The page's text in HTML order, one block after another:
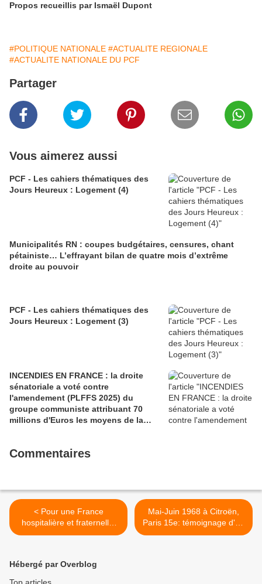
Propos recueillis par Ismaël Dupont
#POLITIQUE NATIONALE #ACTUALITE REGIONALE
#ACTUALITE NATIONALE DU PCF
Partager
Vous aimerez aussi
PCF - Les cahiers thématiques des
Jours Heureux : Logement (4)
Municipalités RN : coupes budgétaires, censures, chant
pétainiste… L’effrayant bilan de quatre mois d’extrême
droite au pouvoir
PCF - Les cahiers thématiques des
Jours Heureux : Logement (3)
INCENDIES EN FRANCE : la droite
sénatoriale a voté contre
l'amendement (PLFFS 2025) du
groupe communiste attribuant 70
millions d'Euros les moyens de la
Commentaires
< Pour une France
hospitalière et fraternelle,
une Europe solidaire:
Mai-Juin 1968 à Citroën,
Paris 15e: témoignage d'un
acteur du mouvement,
Hébergé par Overblog